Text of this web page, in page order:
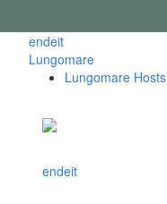
endeit
Lungomare
Lungomare Hosts
endeit